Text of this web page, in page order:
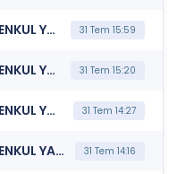
***IDGYO*** İDEALİST GAYRİMENKUL YATIRIM ORTAKLIĞI A.Ş. (Sermaye Artırımından Elde Edilecek - Edilen Fonun Kullanımına İlişkin Rapor) 31 Tem 15:59
***IDGYO*** İDEALİST GAYRİMENKUL YATIRIM ORTAKLIĞI A.Ş. (Sermaye Artırımından Elde Edilecek - Edilen Fonun Kullanımına İlişkin Rapor) 31 Tem 15:20
***IDGYO*** İDEALİST GAYRİMENKUL YATIRIM ORTAKLIĞI A.Ş. (Kar Payı Dağıtım İşlemlerine İlişkin Bildirim) 31 Tem 14:27
***IDGYO*** İDEALİST GAYRİMENKUL YATIRIM ORTAKLIĞI A.Ş. (Genel Kurul İşlemlerine İlişkin Bildirim) 31 Tem 14:16